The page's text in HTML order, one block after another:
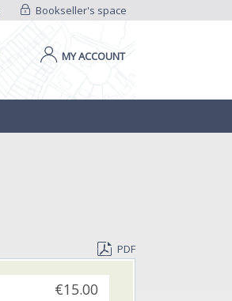
Bookseller's space
MY ACCOUNT
PDF
€15.00